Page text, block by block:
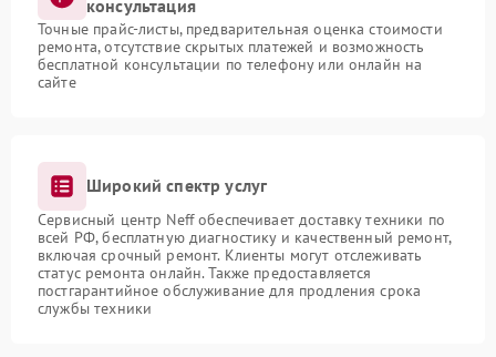
консультация
Точные прайс-листы, предварительная оценка стоимости
ремонта, отсутствие скрытых платежей и возможность
бесплатной консультации по телефону или онлайн на
сайте
Широкий спектр услуг
Сервисный центр Neff обеспечивает доставку техники по
всей РФ, бесплатную диагностику и качественный ремонт,
включая срочный ремонт. Клиенты могут отслеживать
статус ремонта онлайн. Также предоставляется
постгарантийное обслуживание для продления срока
службы техники